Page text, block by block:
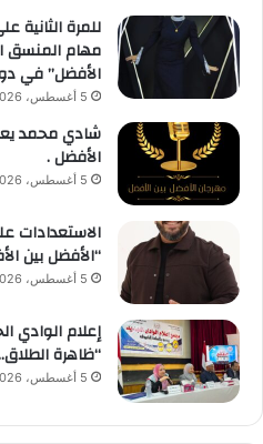
للمرة الثانية
مهام المنسق
الأفضل” في
5 أغسطس، 2026
شادي محمد
الأفضل .
5 أغسطس، 2026
الاستعدادات
“الأفضل بين
5 أغسطس، 2026
إعلام الوادي
“ظاهرة
5 أغسطس، 2026